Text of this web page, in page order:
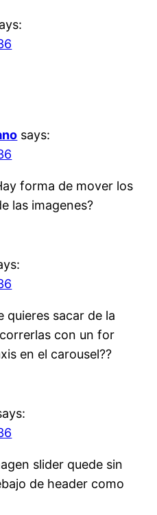
says:
forma de mover los
las imagenes?
quieres sacar de la
con un for
en el carousel??
slider quede sin
de header como